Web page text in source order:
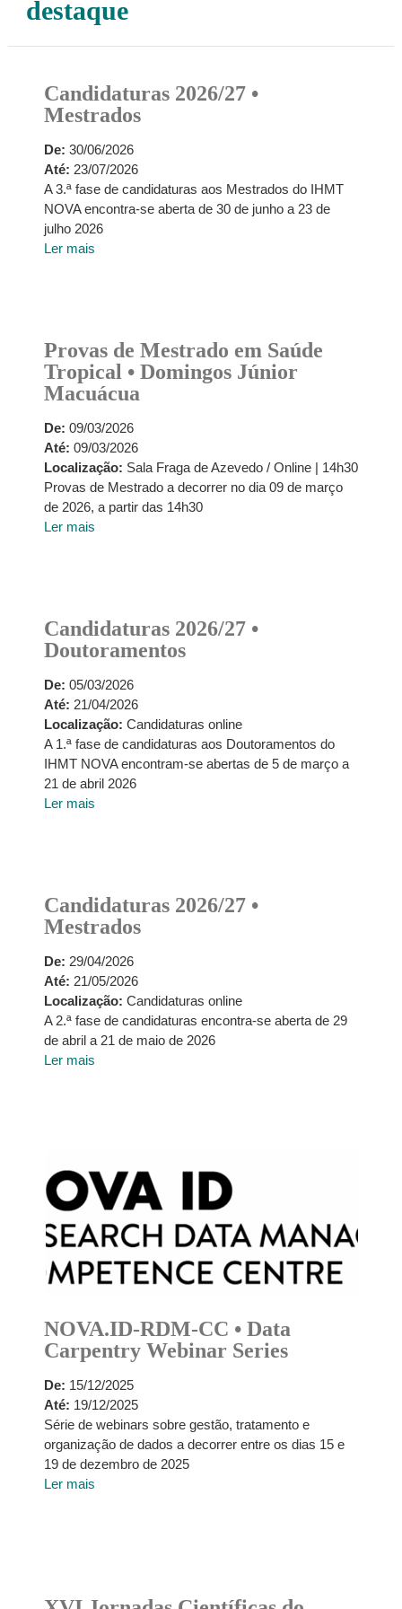
destaque
Candidaturas 2026/27 •
Mestrados
De: 30/06/2026
Até: 23/07/2026
A 3.ª fase de candidaturas aos Mestrados do IHMT
NOVA encontra-se aberta de 30 de junho a 23 de
julho 2026
Ler mais
Provas de Mestrado em Saúde
Tropical • Domingos Júnior
Macuácua
De: 09/03/2026
Até: 09/03/2026
Localização: Sala Fraga de Azevedo / Online | 14h30
Provas de Mestrado a decorrer no dia 09 de março
de 2026, a partir das 14h30
Ler mais
Candidaturas 2026/27 •
Doutoramentos
De: 05/03/2026
Até: 21/04/2026
Localização: Candidaturas online
A 1.ª fase de candidaturas aos Doutoramentos do
IHMT NOVA encontram-se abertas de 5 de março a
21 de abril 2026
Ler mais
Candidaturas 2026/27 •
Mestrados
De: 29/04/2026
Até: 21/05/2026
Localização: Candidaturas online
A 2.ª fase de candidaturas encontra-se aberta de 29
de abril a 21 de maio de 2026
Ler mais
NOVA.ID-RDM-CC • Data
Carpentry Webinar Series
De: 15/12/2025
Até: 19/12/2025
Série de webinars sobre gestão, tratamento e
organização de dados a decorrer entre os dias 15 e
19 de dezembro de 2025
Ler mais